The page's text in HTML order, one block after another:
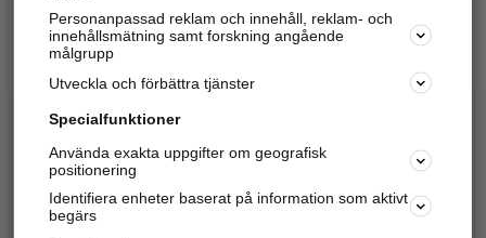
Hitta telefonnummer, adresser, företagsinfo mm.
Marknadsför företaget
Kom igång och annonsera mot
samarbetspartners nära dig.
Personanpassad reklam och innehåll, reklam- och
innehållsmätning samt forskning angående
målgrupp
Utveckla och förbättra tjänster
Specialfunktioner
Använda exakta uppgifter om geografisk
positionering
Identifiera enheter baserat på information som aktivt
begärs